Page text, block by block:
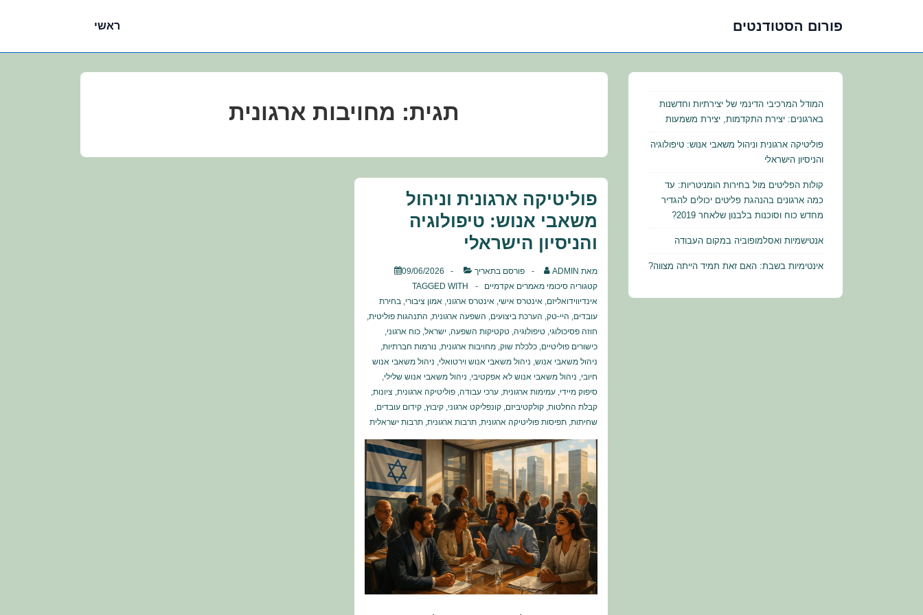
פורום הסטודנטים ראשי
תגית: מחויבות ארגונית
פוליטיקה ארגונית וניהול
משאבי אנוש: טיפולוגיה
והניסיון הישראלי
מאת ADMIN פורסם בתאריך
09/06/2026
קטגוריה סיכומי מאמרים אקדמיים
TAGGED WITH
אינדיווידואליזם, אינטרס אישי, אינטרס ארגוני, אמון ציבורי, בחירת
עובדים, היי-טק, הערכת ביצועים, השפעה ארגונית, התנהגות פוליטית,
חוזה פסיכולוגי, טיפולוגיה, טקטיקות השפעה, ישראל, כוח ארגוני,
כישורים פוליטיים, כלכלת שוק, מחויבות ארגונית, נורמות חברתיות,
ניהול משאבי אנוש, ניהול משאבי אנוש וירטואלי, ניהול משאבי אנוש
חיובי, ניהול משאבי אנוש לא אפקטיבי, ניהול משאבי אנוש שלילי,
סיפוק מיידי, עמימות ארגונית, ערכי עבודה, פוליטיקה ארגונית, ציונות,
קבלת החלטות, קולקטיביזם, קונפליקט ארגוני, קיבוץ, קידום עובדים,
שחיתות, תפיסות פוליטיקה ארגונית, תרבות ארגונית, תרבות ישראלית
המודל המרכיבי הדינמי של יצירתיות וחדשנות
בארגונים: יצירת התקדמות, יצירת משמעות
פוליטיקה ארגונית וניהול משאבי אנוש: טיפולוגיה
והניסיון הישראלי
קולות הפליטים מול בחירות הומניטריות: עד
כמה ארגונים בהנהגת פליטים יכולים להגדיר
מחדש כוח וסוכנות בלבנון שלאחר 2019?
אנטישמיות ואסלמופוביה במקום העבודה
אינטימיות בשבת: האם זאת תמיד הייתה מצווה?